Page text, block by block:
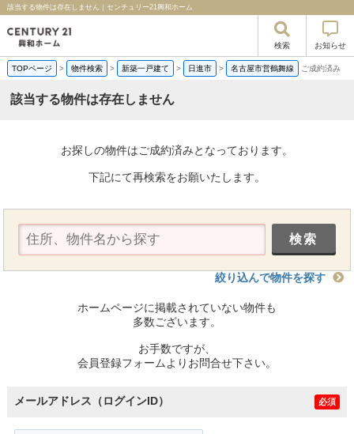
該当する物件は存在しません｜センチュリー21興和ホーム
検索 お知らせ
TOPページ > 物件検索 > 新築一戸建て > 日進市 > 名古屋市営鶴舞線 ご成約済み
該当する物件は存在しません
お探しの物件はご成約済みとなっております。
下記にて再検索をお願いたします。
絞り込んで物件を探す
ホームページに掲載されていない物件も
多数ございます。
お手数ですが、
会員登録フォームよりお問合せ下さい。
メールアドレス（ログインID） 必須